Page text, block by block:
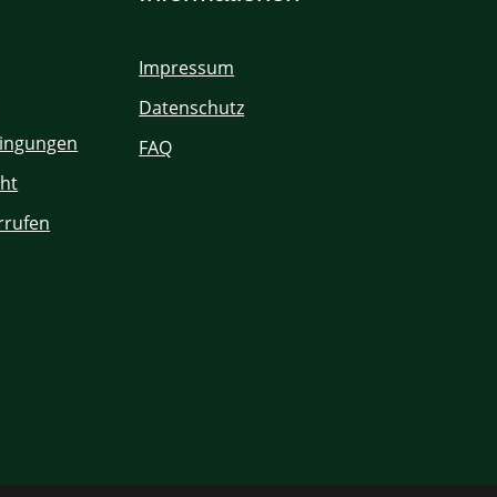
Impressum
Datenschutz
FAQ